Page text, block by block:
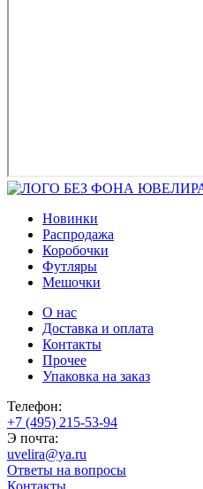
Новинки
Распродажа
Коробочки
Футляры
Мешочки
О нас
Доставка и оплата
Контакты
Прочее
Упаковка на заказ
Телефон:
+7 (495) 215-53-94
Э почта:
uvelira@ya.ru
Ответы на вопросы
Контакты